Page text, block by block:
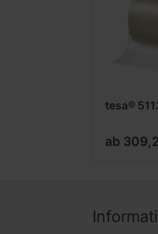
tesa®
ab